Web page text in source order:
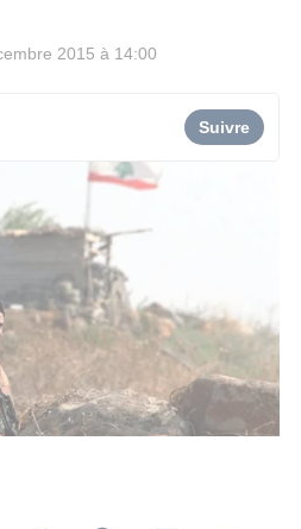
2015 à 14:00
Suivre